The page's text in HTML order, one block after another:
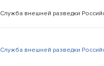
Служба внешней разведки
Служба внешней разведки